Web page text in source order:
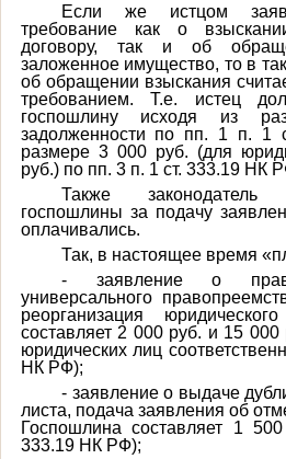
Если же истцом
требование как о
договору, так и об
заложенное имущество, то в
об обращении взыскания
требованием. Т.е. истец
госпошлину исходя из
задолженности по пп. 1 п.
размере 3 000 руб. (для
руб.) по пп. 3 п. 1 ст. 333.19 НК
Также законодатель
госпошлины за подачу
оплачивались.
Так, в настоящее время
- заявление о
универсального
реорганизация
составляет 2 000 руб. и 15
юридических лиц
НК РФ);
- заявление о выдаче
листа, подача заявления об
Госпошлина составляет 1
333.19 НК РФ);